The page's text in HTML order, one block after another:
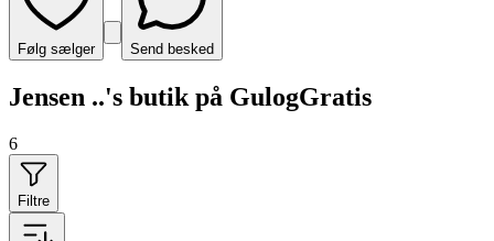
Følg sælger Send besked
Jensen ..'s butik på GulogGratis
6
Filtre